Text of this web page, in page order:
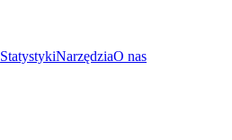
StatystykiNarzędziaO nas